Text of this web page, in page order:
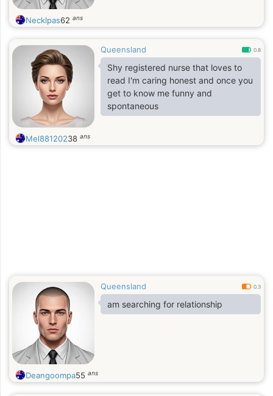
Necklpas62 ans
Queensland 0.8
Shy registered nurse that loves to
read I'm caring honest and once you
get to know me funny and
spontaneous
Mel88120238 ans
Queensland 0.3
am searching for relationship
Deangoompa55 ans